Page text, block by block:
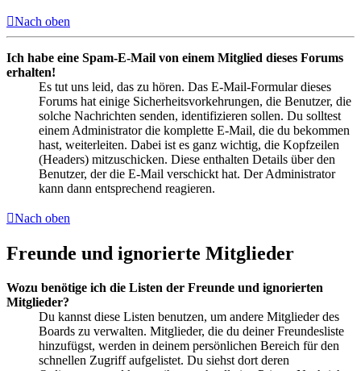
Nach oben
Ich habe eine Spam-E-Mail von einem Mitglied dieses Forums
erhalten!
Es tut uns leid, das zu hören. Das E-Mail-Formular dieses
Forums hat einige Sicherheitsvorkehrungen, die Benutzer, die
solche Nachrichten senden, identifizieren sollen. Du solltest
einem Administrator die komplette E-Mail, die du bekommen
hast, weiterleiten. Dabei ist es ganz wichtig, die Kopfzeilen
(Headers) mitzuschicken. Diese enthalten Details über den
Benutzer, der die E-Mail verschickt hat. Der Administrator
kann dann entsprechend reagieren.
Nach oben
Freunde und ignorierte Mitglieder
Wozu benötige ich die Listen der Freunde und ignorierten
Mitglieder?
Du kannst diese Listen benutzen, um andere Mitglieder des
Boards zu verwalten. Mitglieder, die du deiner Freundesliste
hinzufügst, werden in deinem persönlichen Bereich für den
schnellen Zugriff aufgelistet. Du siehst dort deren